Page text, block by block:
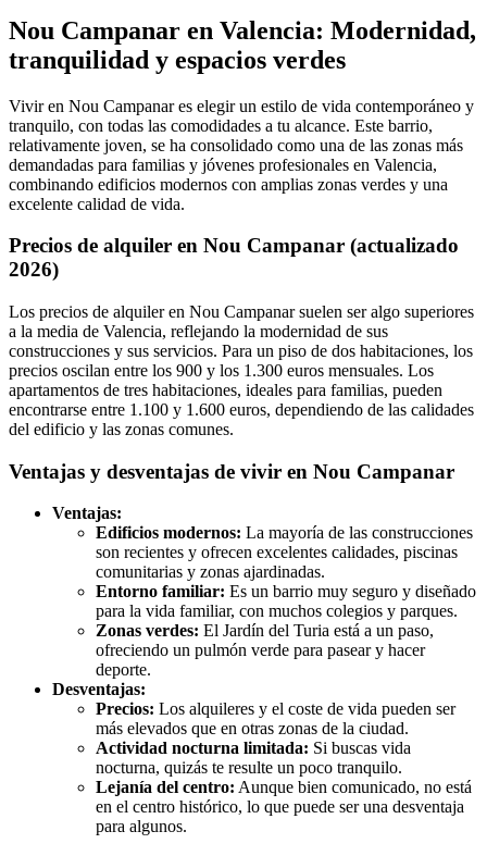
Nou Campanar en Valencia: Modernidad,
tranquilidad y espacios verdes
Vivir en Nou Campanar es elegir un estilo de vida contemporáneo y
tranquilo, con todas las comodidades a tu alcance. Este barrio,
relativamente joven, se ha consolidado como una de las zonas más
demandadas para familias y jóvenes profesionales en Valencia,
combinando edificios modernos con amplias zonas verdes y una
excelente calidad de vida.
Precios de alquiler en Nou Campanar (actualizado
2026)
Los precios de alquiler en Nou Campanar suelen ser algo superiores
a la media de Valencia, reflejando la modernidad de sus
construcciones y sus servicios. Para un piso de dos habitaciones, los
precios oscilan entre los 900 y los 1.300 euros mensuales. Los
apartamentos de tres habitaciones, ideales para familias, pueden
encontrarse entre 1.100 y 1.600 euros, dependiendo de las calidades
del edificio y las zonas comunes.
Ventajas y desventajas de vivir en Nou Campanar
Ventajas:
Edificios modernos: La mayoría de las construcciones
son recientes y ofrecen excelentes calidades, piscinas
comunitarias y zonas ajardinadas.
Entorno familiar: Es un barrio muy seguro y diseñado
para la vida familiar, con muchos colegios y parques.
Zonas verdes: El Jardín del Turia está a un paso,
ofreciendo un pulmón verde para pasear y hacer
deporte.
Desventajas:
Precios: Los alquileres y el coste de vida pueden ser
más elevados que en otras zonas de la ciudad.
Actividad nocturna limitada: Si buscas vida
nocturna, quizás te resulte un poco tranquilo.
Lejanía del centro: Aunque bien comunicado, no está
en el centro histórico, lo que puede ser una desventaja
para algunos.